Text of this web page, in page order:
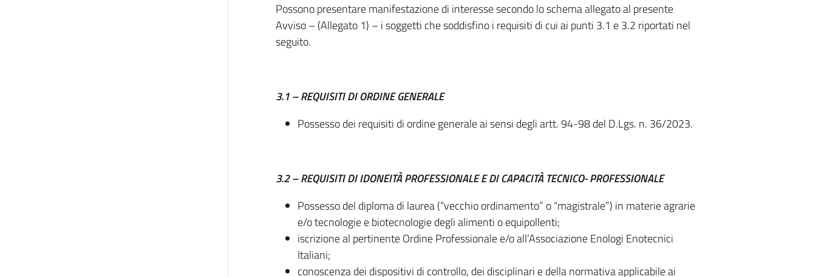
Possono presentare manifestazione di interesse secondo lo schema allegato al presente
Avviso – (Allegato 1) – i soggetti che soddisfino i requisiti di cui ai punti 3.1 e 3.2 riportati nel
seguito.
3.1 – REQUISITI DI ORDINE GENERALE
Possesso dei requisiti di ordine generale ai sensi degli artt. 94-98 del D.Lgs. n. 36/2023.
3.2 – REQUISITI DI IDONEITÀ PROFESSIONALE E DI CAPACITÀ TECNICO- PROFESSIONALE
Possesso del diploma di laurea (“vecchio ordinamento” o “magistrale”) in materie agrarie
e/o tecnologie e biotecnologie degli alimenti o equipollenti;
iscrizione al pertinente Ordine Professionale e/o all’Associazione Enologi Enotecnici
Italiani;
conoscenza dei dispositivi di controllo, dei disciplinari e della normativa applicabile ai